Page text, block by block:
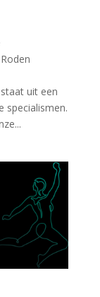
uit een
specialismen.